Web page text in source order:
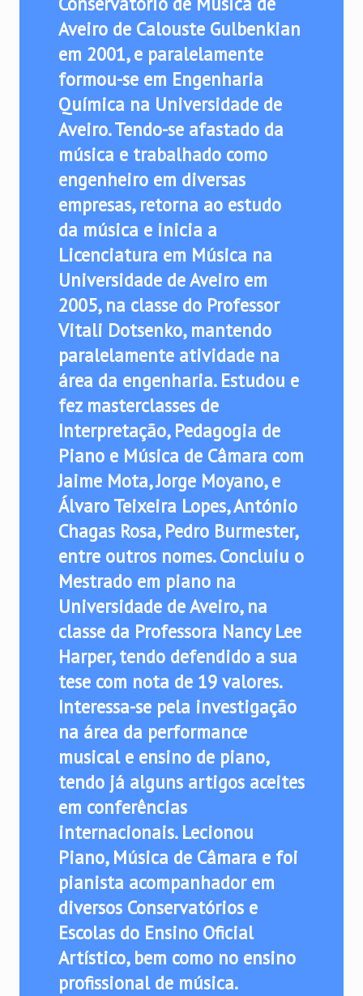
Aveiro de Calouste Gulbenkian
em 2001, e paralelamente
formou-se em Engenharia
Química na Universidade de
Aveiro. Tendo-se afastado da
música e trabalhado como
engenheiro em diversas
empresas, retorna ao estudo
da música e inicia a
Licenciatura em Música na
Universidade de Aveiro em
2005, na classe do Professor
Vitali Dotsenko, mantendo
paralelamente atividade na
área da engenharia. Estudou e
fez masterclasses de
Interpretação, Pedagogia de
Piano e Música de Câmara com
Jaime Mota, Jorge Moyano, e
Álvaro Teixeira Lopes, António
Chagas Rosa, Pedro Burmester,
entre outros nomes. Concluiu o
Mestrado em piano na
Universidade de Aveiro, na
classe da Professora Nancy Lee
Harper, tendo defendido a sua
tese com nota de 19 valores.
Interessa-se pela investigação
na área da performance
musical e ensino de piano,
tendo já alguns artigos aceites
em conferências
internacionais. Lecionou
Piano, Música de Câmara e foi
pianista acompanhador em
diversos Conservatórios e
Escolas do Ensino Oficial
Artístico, bem como no ensino
profissional de música.